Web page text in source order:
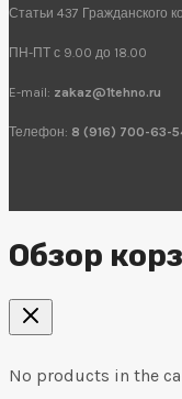
Статьи 437 Гражданского
ПН-ПТ с 9.00 до 18.00
E-mail: zakaz@1tehno.ru
Телефон: 8 (916) 700-63-
Обзор
No products in the